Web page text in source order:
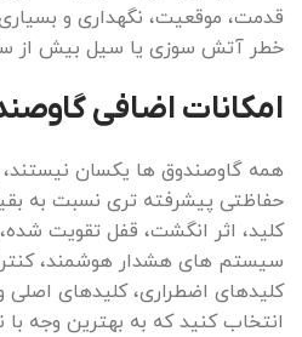
قدمت، موقعیت، نگهداری و
خطر آتش سوزی یا سیل بیش از
امکانات اضافی
همه گاوصندوق ها یکسان
حفاظتی پیشرفته تری نسبت به
کلید، اثر انگشت، قفل تقویت شده،
سیستم های هشدار هوشمند، کنترل
کلیدهای اضطراری، کلیدهای اصلی
انتخاب کنید که به بهترین وجه